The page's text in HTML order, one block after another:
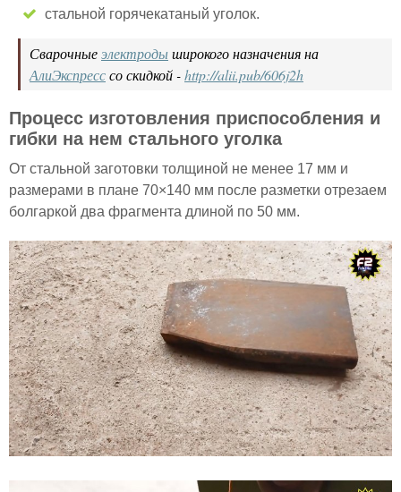
стальной горячекатаный уголок.
Сварочныеэлектродыширокого назначения на
АлиЭкспресссо скидкой -http://alii.pub/606j2h
Процесс изготовления приспособления и
гибки на нем стального уголка
От стальной заготовки толщиной не менее 17 мм и
размерами в плане 70×140 мм после разметки отрезаем
болгаркой два фрагмента длиной по 50 мм.